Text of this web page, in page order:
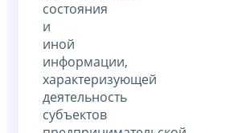
состояния
и
иной
информации,
характеризующей
деятельность
субъектов